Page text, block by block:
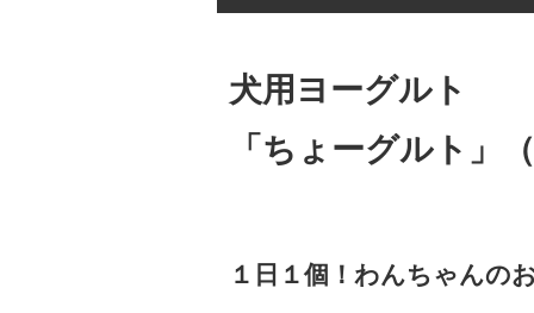
犬用ヨーグルト
「ちょーグルト」
１日１個！わんちゃんの